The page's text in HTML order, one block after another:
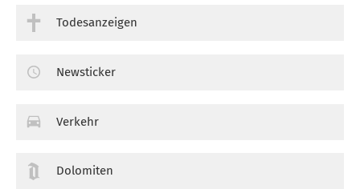
Todesanzeigen
Newsticker
Verkehr
Dolomiten